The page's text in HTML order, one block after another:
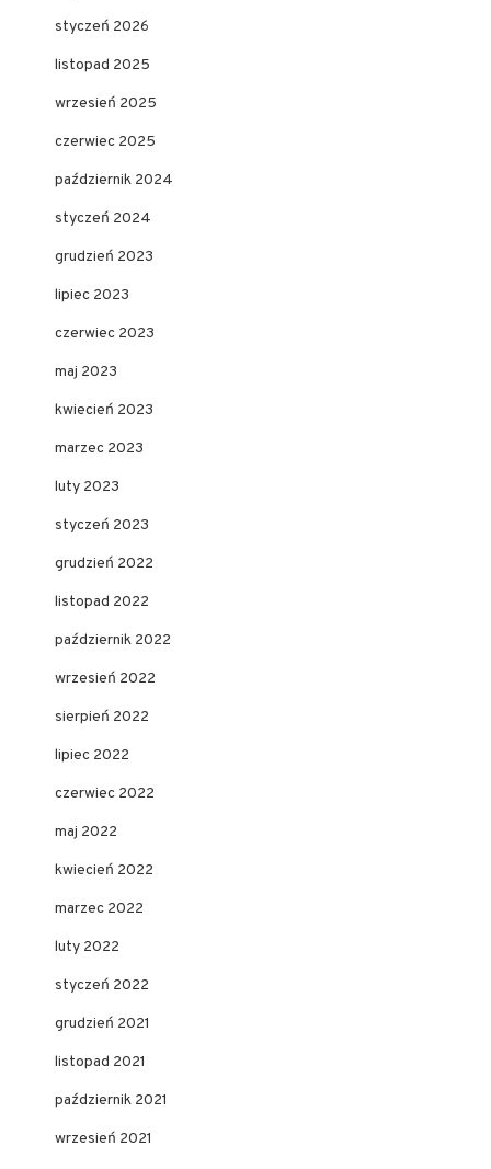
styczeń 2026
listopad 2025
wrzesień 2025
czerwiec 2025
październik 2024
styczeń 2024
grudzień 2023
lipiec 2023
czerwiec 2023
maj 2023
kwiecień 2023
marzec 2023
luty 2023
styczeń 2023
grudzień 2022
listopad 2022
październik 2022
wrzesień 2022
sierpień 2022
lipiec 2022
czerwiec 2022
maj 2022
kwiecień 2022
marzec 2022
luty 2022
styczeń 2022
grudzień 2021
listopad 2021
październik 2021
wrzesień 2021